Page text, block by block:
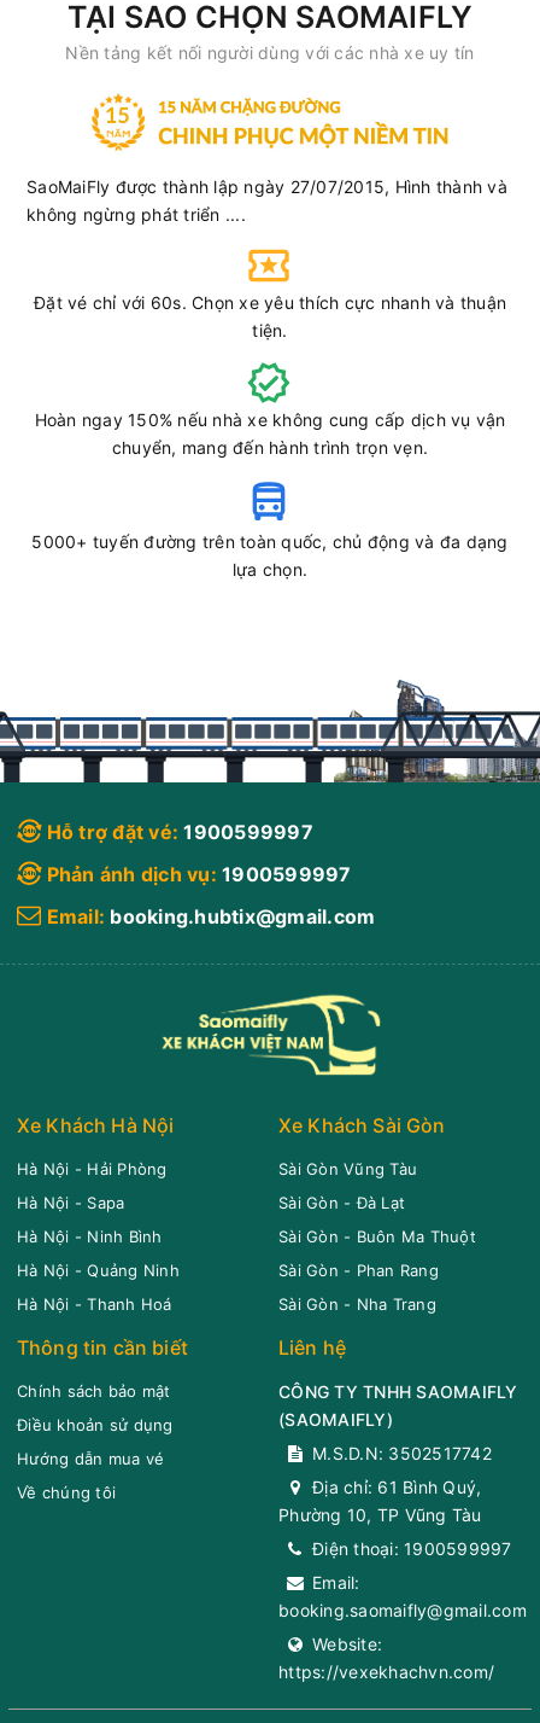
TẠI SAO CHỌN SAOMAIFLY
Nền tảng kết nối người dùng với các nhà xe uy tín
SaoMaiFly được thành lập ngày 27/07/2015, Hình thành và
không ngừng phát triển ....
Đặt vé chỉ với 60s. Chọn xe yêu thích cực nhanh và thuận
tiện.
Hoàn ngay 150% nếu nhà xe không cung cấp dịch vụ vận
chuyển, mang đến hành trình trọn vẹn.
5000+ tuyến đường trên toàn quốc, chủ động và đa dạng
lựa chọn.
Hỗ trợ đặt vé: 1900599997
Phản ánh dịch vụ: 1900599997
Email: booking.hubtix@gmail.com
Xe Khách Hà Nội
Hà Nội - Hải Phòng
Hà Nội - Sapa
Hà Nội - Ninh Bình
Hà Nội - Quảng Ninh
Hà Nội - Thanh Hoá
Xe Khách Sài Gòn
Sài Gòn Vũng Tàu
Sài Gòn - Đà Lạt
Sài Gòn - Buôn Ma Thuột
Sài Gòn - Phan Rang
Sài Gòn - Nha Trang
Thông tin cần biết
Chính sách bảo mật
Điều khoản sử dụng
Hướng dẫn mua vé
Về chúng tôi
Liên hệ
CÔNG TY TNHH SAOMAIFLY
(SAOMAIFLY)
M.S.D.N: 3502517742
Địa chỉ: 61 Bình Quý,
Phường 10, TP Vũng Tàu
Điện thoại: 1900599997
Email:
booking.saomaifly@gmail.com
Website:
https://vexekhachvn.com/